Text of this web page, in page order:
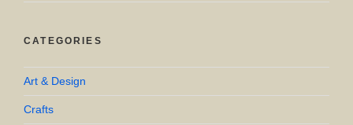
CATEGORIES
Art & Design
Crafts